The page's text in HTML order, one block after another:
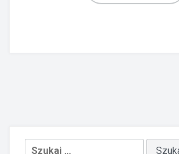
Szukaj: